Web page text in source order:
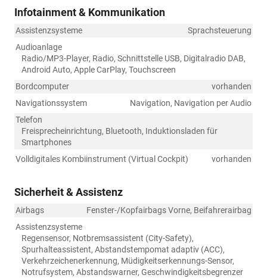
Infotainment & Kommunikation
Assistenzsysteme
Sprachsteuerung
Audioanlage
Radio/MP3-Player, Radio, Schnittstelle USB, Digitalradio DAB,
Android Auto, Apple CarPlay, Touchscreen
Bordcomputer
vorhanden
Navigationssystem
Navigation, Navigation per Audio
Telefon
Freisprecheinrichtung, Bluetooth, Induktionsladen für
Smartphones
Volldigitales Kombiinstrument (Virtual Cockpit)
vorhanden
Sicherheit & Assistenz
Airbags
Fenster-/Kopfairbags Vorne, Beifahrerairbag
Assistenzsysteme
Regensensor, Notbremsassistent (City-Safety),
Spurhalteassistent, Abstandstempomat adaptiv (ACC),
Verkehrzeichenerkennung, Müdigkeitserkennungs-Sensor,
Notrufsystem, Abstandswarner, Geschwindigkeitsbegrenzer